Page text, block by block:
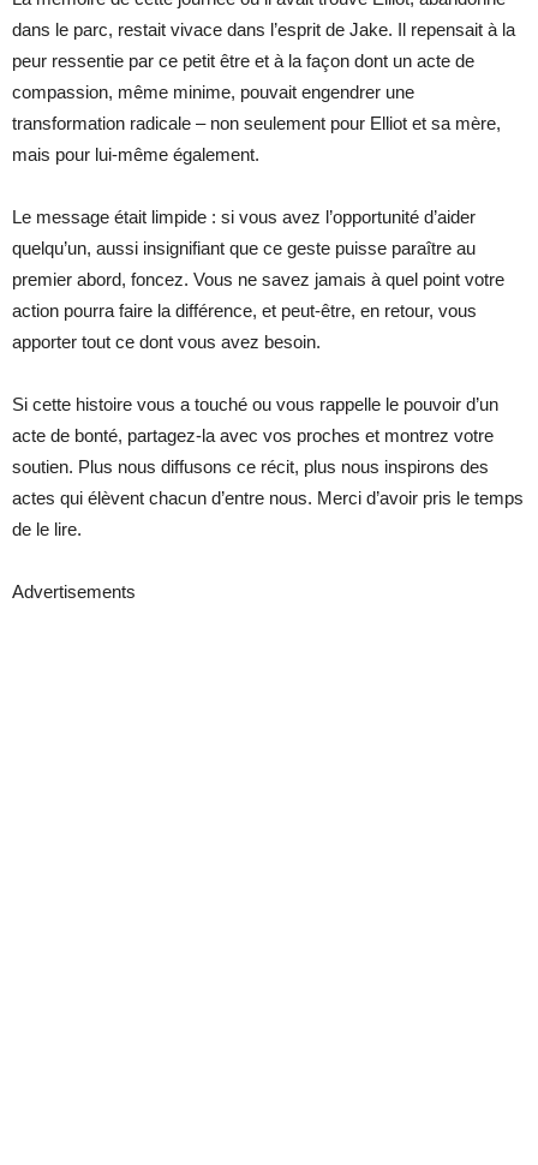
dans le parc, restait vivace dans l’esprit de Jake. Il repensait à la
peur ressentie par ce petit être et à la façon dont un acte de
compassion, même minime, pouvait engendrer une
transformation radicale – non seulement pour Elliot et sa mère,
mais pour lui-même également.
Le message était limpide : si vous avez l’opportunité d’aider
quelqu’un, aussi insignifiant que ce geste puisse paraître au
premier abord, foncez. Vous ne savez jamais à quel point votre
action pourra faire la différence, et peut-être, en retour, vous
apporter tout ce dont vous avez besoin.
Si cette histoire vous a touché ou vous rappelle le pouvoir d’un
acte de bonté, partagez-la avec vos proches et montrez votre
soutien. Plus nous diffusons ce récit, plus nous inspirons des
actes qui élèvent chacun d’entre nous. Merci d’avoir pris le temps
de le lire.
Advertisements